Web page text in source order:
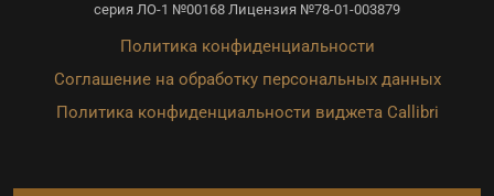
серия ЛО-1 №00168 Лицензия №78-01-003879
Политика конфиденциальности
Соглашение на обработку персональных данных
Политика конфиденциальности виджета Callibri